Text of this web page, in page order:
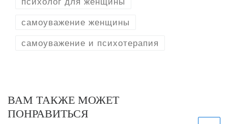
самоуважение женщины
самоуважение и психотерапия
ВАМ ТАКЖЕ МОЖЕТ
ПОНРАВИТЬСЯ